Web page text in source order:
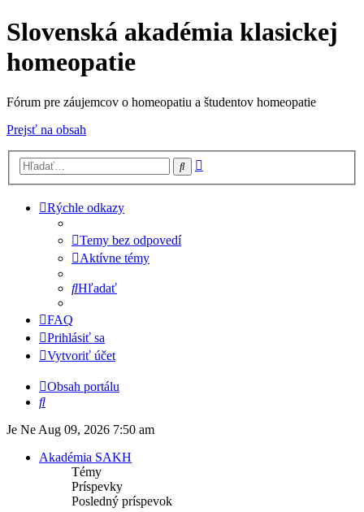
Slovenská akadémia klasickej
homeopatie
Fórum pre záujemcov o homeopatiu a študentov homeopatie
Prejsť na obsah
Hľadať
Rýchle odkazy
Temy bez odpovedí
Aktívne témy
Hľadať
FAQ
Prihlásiť sa
Vytvoriť účet
Obsah portálu
Hľadať
Je Ne Aug 09, 2026 7:50 am
Akadémia SAKH
Témy
Príspevky
Posledný príspevok